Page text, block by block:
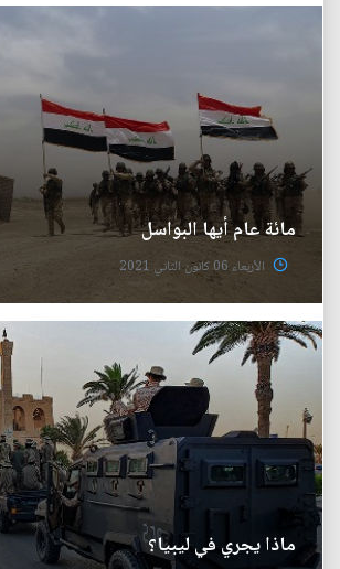
مائة عام أيها البواسل
الأربعاء 06 كانون الثاني 2021
ماذا يجري في ليبيا؟